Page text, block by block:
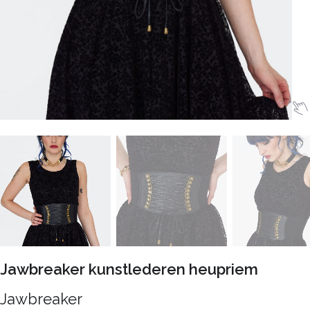
Jawbreaker kunstlederen heupriem
Jawbreaker